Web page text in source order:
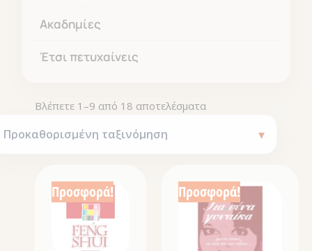
Ακαδημίες
Έτσι πετυχαίνεις
Βλέπετε 1–9 από 18 αποτελέσματα
Προσφορά! Προσφορά!